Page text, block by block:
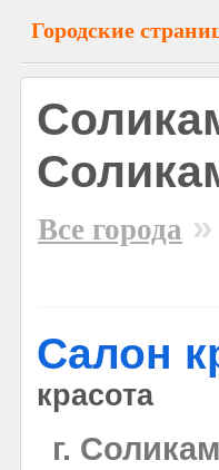
Городские
Все города »
Салон
красота
г.